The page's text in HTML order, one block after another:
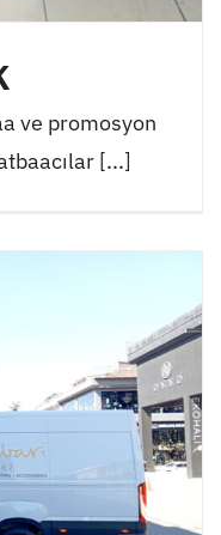
ve promosyon
[...]